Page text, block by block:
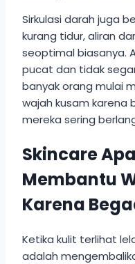
Sirkulasi darah juga
kurang tidur, aliran
seoptimal biasanya.
pucat dan tidak
banyak orang mulai
wajah kusam karena
mereka sering
Skincare
Membantu
Karena
Ketika kulit terlihat
adalah